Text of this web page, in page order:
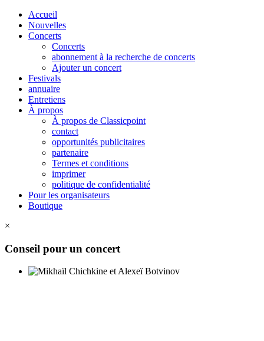
Accueil
Nouvelles
Concerts
Concerts
abonnement à la recherche de concerts
Ajouter un concert
Festivals
annuaire
Entretiens
À propos
À propos de Classicpoint
contact
opportunités publicitaires
partenaire
Termes et conditions
imprimer
politique de confidentialité
Pour les organisateurs
Boutique
×
Conseil pour un concert